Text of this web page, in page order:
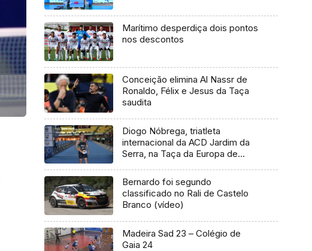
Marítimo desperdiça dois pontos
nos descontos
Conceição elimina Al Nassr de
Ronaldo, Félix e Jesus da Taça
saudita
Diogo Nóbrega, triatleta
internacional da ACD Jardim da
Serra, na Taça da Europa de
Bernardo foi segundo
classificado no Rali de Castelo
Branco (vídeo)
Madeira Sad 23 – Colégio de
Gaia 24